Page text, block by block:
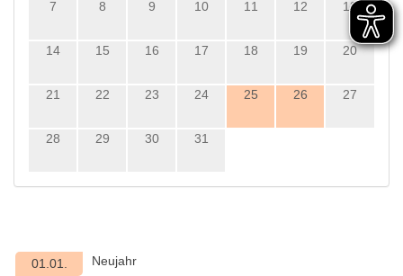
7 8 9 10 11 12 13
14 15 16 17 18 19 20
21 22 23 24 25 26 27
28 29 30 31
01.01.
Neujahr